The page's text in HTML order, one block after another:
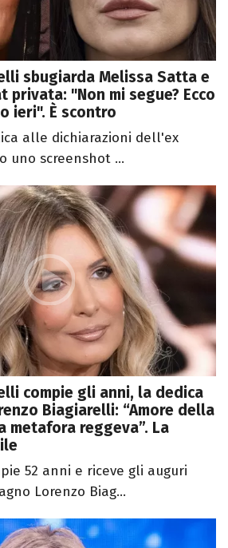
sbugiarda Melissa Satta e
privata: "Non mi segue? Ecco
ieri". È scontro
alle dichiarazioni dell'ex
uno screenshot ...
compie gli anni, la dedica
Biagiarelli: “Amore della
metafora reggeva”. La
52 anni e riceve gli auguri
Lorenzo Biag...